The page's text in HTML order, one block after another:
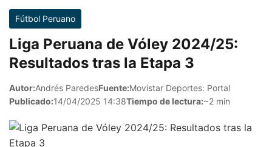
Fútbol Peruano
Liga Peruana de Vóley 2024/25:
Resultados tras la Etapa 3
Autor:Andrés ParedesFuente:Movistar Deportes: Portal
Publicado:14/04/2025 14:38Tiempo de lectura:~2 min